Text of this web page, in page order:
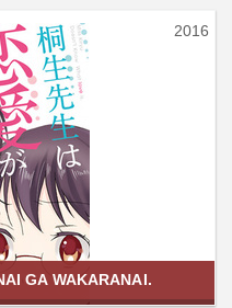
2016
GA WAKARANAI.